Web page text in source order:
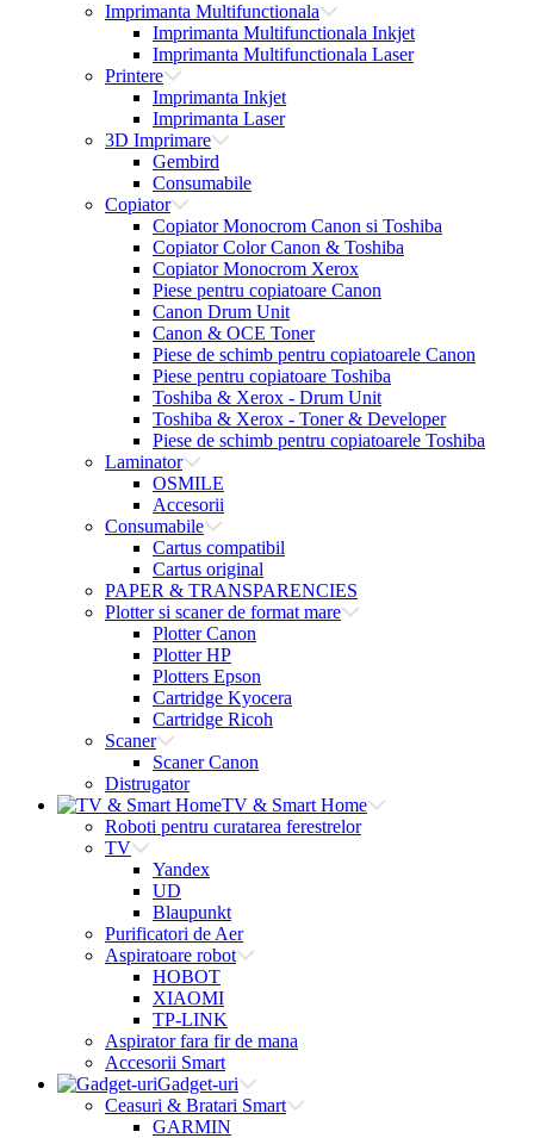
Imprimanta Multifunctionala
Imprimanta Multifunctionala Inkjet
Imprimanta Multifunctionala Laser
Printere
Imprimanta Inkjet
Imprimanta Laser
3D Imprimare
Gembird
Consumabile
Copiator
Copiator Monocrom Canon si Toshiba
Copiator Color Canon & Toshiba
Copiator Monocrom Xerox
Piese pentru copiatoare Canon
Canon Drum Unit
Canon & OCE Toner
Piese de schimb pentru copiatoarele Canon
Piese pentru copiatoare Toshiba
Toshiba & Xerox - Drum Unit
Toshiba & Xerox - Toner & Developer
Piese de schimb pentru copiatoarele Toshiba
Laminator
OSMILE
Accesorii
Consumabile
Cartus compatibil
Cartus original
PAPER & TRANSPARENCIES
Plotter si scaner de format mare
Plotter Canon
Plotter HP
Plotters Epson
Cartridge Kyocera
Cartridge Ricoh
Scaner
Scaner Canon
Distrugator
TV & Smart Home
Roboti pentru curatarea ferestrelor
TV
Yandex
UD
Blaupunkt
Purificatori de Aer
Aspiratoare robot
HOBOT
XIAOMI
TP-LINK
Aspirator fara fir de mana
Accesorii Smart
Gadget-uri
Ceasuri & Bratari Smart
GARMIN